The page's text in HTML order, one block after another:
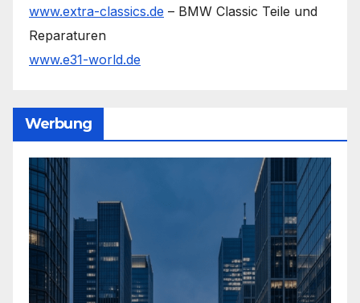
www.extra-classics.de – BMW Classic Teile und
Reparaturen
www.e31-world.de
Werbung